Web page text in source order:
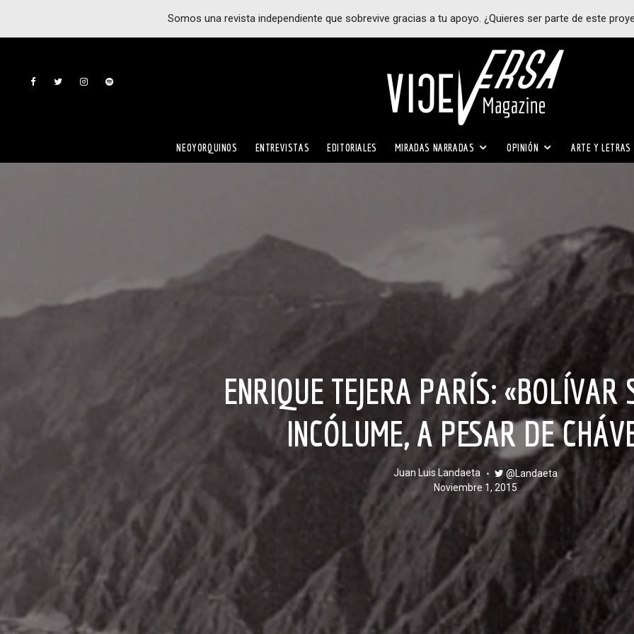
Somos una revista independiente que sobrevive gracias a tu apoyo. ¿Quieres ser parte de este
NEOYORQUINOS ENTREVISTAS EDITORIALES MIRADAS NARRADAS OPINIÓN ARTE Y LETRAS
ENRIQUE TEJERA PARÍS: «BOLÍVAR SEGUIRÁ
INCÓLUME, A PESAR DE
Juan Luis Landaeta
@Landaeta
noviembre 1, 2015